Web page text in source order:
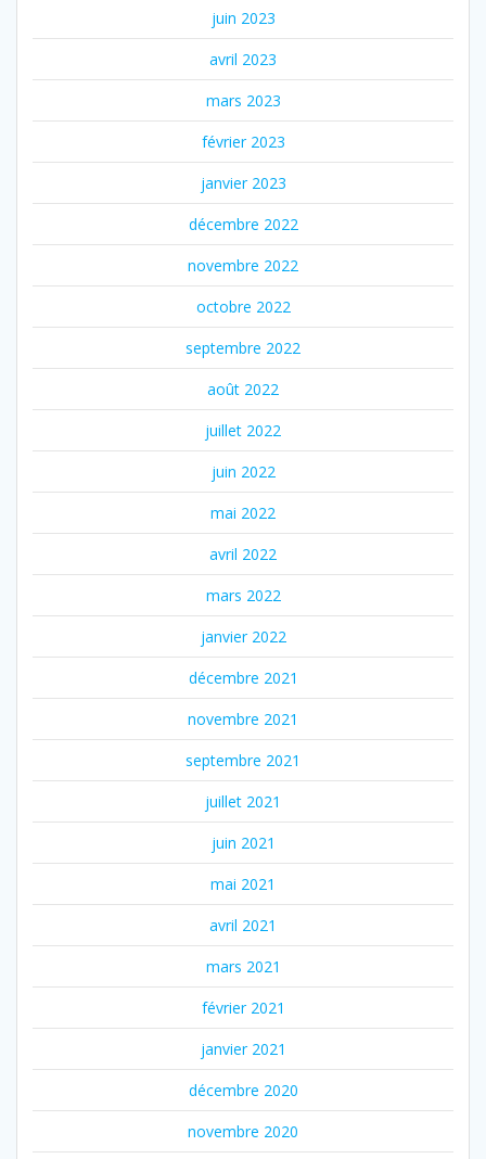
juin 2023
avril 2023
mars 2023
février 2023
janvier 2023
décembre 2022
novembre 2022
octobre 2022
septembre 2022
août 2022
juillet 2022
juin 2022
mai 2022
avril 2022
mars 2022
janvier 2022
décembre 2021
novembre 2021
septembre 2021
juillet 2021
juin 2021
mai 2021
avril 2021
mars 2021
février 2021
janvier 2021
décembre 2020
novembre 2020